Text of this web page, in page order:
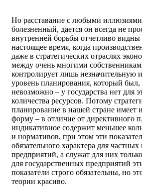
Но расставание с любыми иллюзиями
болезненный, дается он всегда не
внутренней борьбы отчетливо
настоящее время, когда
даже в стратегических отраслях
между очень многими
контролирует лишь незначительную
уровень планирования, который
невозможно – у государства нет для
количества ресурсов. Потому
планирование в нашей стране имеет
форму – в отличие от директивного
индикативное содержит меньшее
и нормативов, при этом эти
обязательного характера для
предприятий, а служат для них
для государственных предприятий
показатели строго обязательны, но
теории красиво.